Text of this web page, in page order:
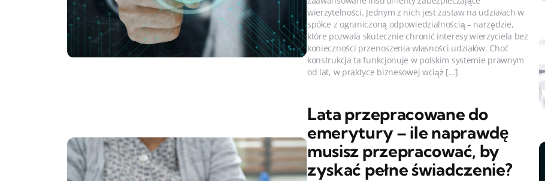
wierzytelności. Jednym z nich jest zastaw na udziałach w
spółce z ograniczoną odpowiedzialnością – narzędzie,
które pozwala skutecznie chronić interesy wierzyciela bez
konieczności przenoszenia własności udziałów. Choć
konstrukcja ta funkcjonuje w polskim systemie prawnym
od lat, w praktyce biznesowej wciąż […]
Lata przepracowane do
emerytury – ile naprawdę
musisz przepracować, by
zyskać pełne świadczenie?